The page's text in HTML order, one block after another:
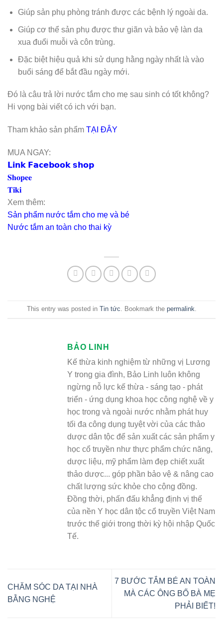
Giúp sản phụ phòng tránh được các bệnh lý ngoài da.
Giúp cơ thể sản phụ được thư giãn và bảo vệ làn da
xua đuổi muỗi và côn trùng.
Đặc biệt hiệu quả khi sử dụng hằng ngày nhất là vào
buổi sáng để bắt đầu ngày mới.
Đó là câu trả lời nước tắm cho mẹ sau sinh có tốt không?
Hi vọng bài viết có ich với bạn.
Tham khảo sản phẩm TẠI ĐÂY
MUA NGAY:
𝗟𝗶𝗻𝗸 𝗙𝗮𝗰𝗲𝗯𝗼𝗼𝗸 𝘀𝗵𝗼𝗽
𝐒𝐡𝐨𝐩𝐞𝐞
𝐓𝐢𝐤𝐢
Xem thêm:
Sản phẩm nước tắm cho mẹ và bé
Nước tắm an toàn cho thai kỳ
This entry was posted in Tin tức. Bookmark the permalink.
BẢO LINH
Kế thừa kinh nghiệm từ những vị Lương
Y trong gia đình, Bảo Linh luôn không
ngừng nỗ lực kế thừa - sáng tạo - phát
triển - ứng dụng khoa học công nghệ về y
học trong và ngoài nước nhằm phát huy
tối đa công dụng tuyệt vời của các thảo
dược dân tộc để sản xuất các sản phẩm y
học cổ truyền như thực phẩm chức năng,
dược liệu, mỹ phẩm làm đẹp chiết xuất
thảo dược... góp phần bảo vệ & nâng cao
chất lượng sức khỏe cho cộng đồng.
Đồng thời, phấn đấu khẳng định vị thế
của nền Y học dân tộc cổ truyền Việt Nam
trước thế giới trong thời kỳ hội nhập Quốc
Tế.
CHĂM SÓC DA TẠI NHÀ
BẰNG NGHỆ
7 BƯỚC TẮM BÉ AN TOÀN
MÀ CÁC ÔNG BỐ BÀ MẸ
PHẢI BIẾT!